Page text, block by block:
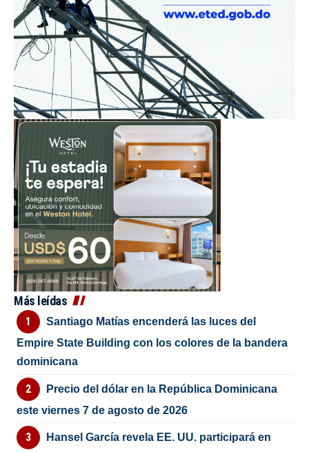
Más leídas
Santiago Matías encenderá las luces del
Empire State Building con los colores de la bandera
dominicana
Precio del dólar en la República Dominicana
este viernes 7 de agosto de 2026
Hansel García revela EE. UU. participará en